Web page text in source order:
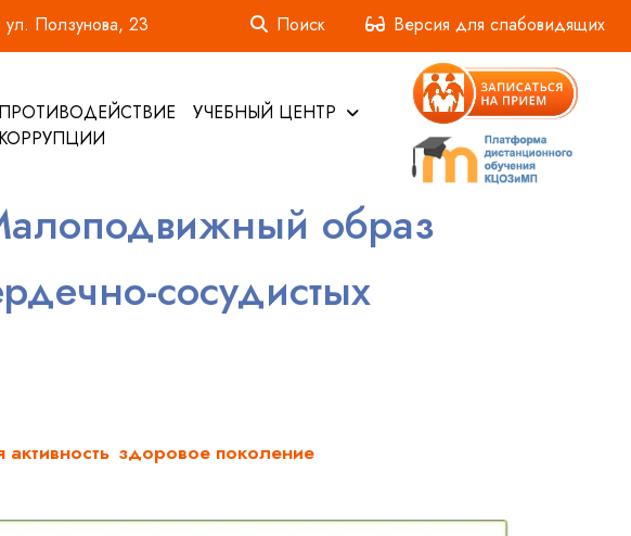
Ползунова, 23 Поиск Версия для слабовидящих
ПРОТИВОДЕЙСТВИЕ
КОРРУПЦИИ
УЧЕБНЫЙ ЦЕНТР
образ
сосудистых
активность здоровое поколение